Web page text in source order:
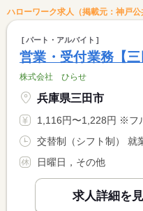
ハローワーク求人（掲載元：神戸
パート・アルバイト
営業・受付業務【三
株式会社 ひらせ
兵庫県三田市
1,116円〜1,228円 ※フルタイム求人の場合は
日曜日，その他
求人詳細を